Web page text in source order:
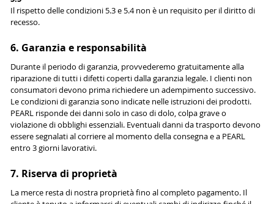
Il rispetto delle condizioni 5.3 e 5.4 non è un requisito per il diritto di
recesso.
6. Garanzia e responsabilità
Durante il periodo di garanzia, provvederemo gratuitamente alla
riparazione di tutti i difetti coperti dalla garanzia legale. I clienti non
consumatori devono prima richiedere un adempimento successivo.
Le condizioni di garanzia sono indicate nelle istruzioni dei prodotti.
PEARL risponde dei danni solo in caso di dolo, colpa grave o
violazione di obblighi essenziali. Eventuali danni da trasporto devono
essere segnalati al corriere al momento della consegna e a PEARL
entro 3 giorni lavorativi.
7. Riserva di proprietà
La merce resta di nostra proprietà fino al completo pagamento. Il